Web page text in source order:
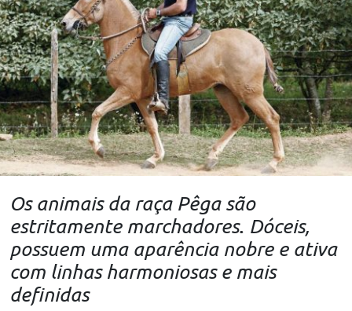
Os animais da raça Pêga são
estritamente marchadores. Dóceis,
possuem uma aparência nobre e ativa
com linhas harmoniosas e mais
definidas